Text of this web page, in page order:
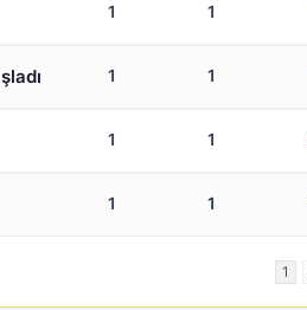
1 1
1 1
1 1
1 1
1